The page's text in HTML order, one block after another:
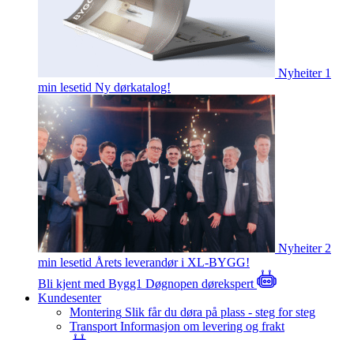
Nyheiter 1
min lesetid Ny dørkatalog!
Nyheiter 2
min lesetid Årets leverandør i XL-BYGG!
Bli kjent med Bygg1 Døgnopen dørekspert
Kundesenter
Montering Slik får du døra på plass - steg for steg
Transport Informasjon om levering og frakt